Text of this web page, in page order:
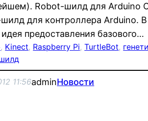
Robot-шилд для Arduino
для контроллера Arduino.
предоставления базового…
, Kinect, Raspberry Pi, TurtleBot,
11:56adminНовости